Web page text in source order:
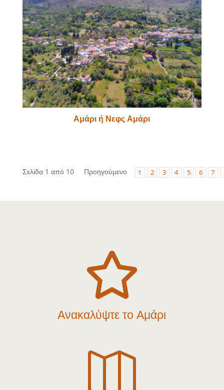
Αμάρι ή Νεφς Αμάρι
Σελίδα 1 από 10 Προηγούμενο 1 2 3 4 5 6 7

Ανακαλύψτε το Αμάρι
